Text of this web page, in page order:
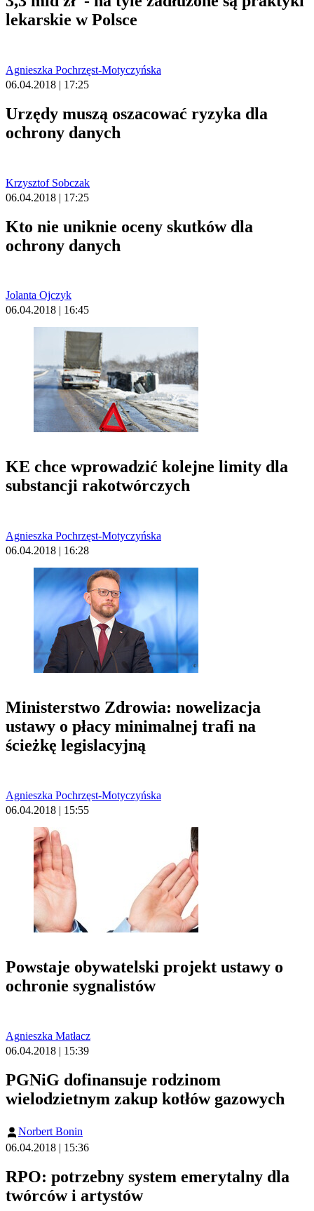
lekarskie w Polsce
Agnieszka Pochrzęst-Motyczyńska
06.04.2018 | 17:25
Urzędy muszą oszacować ryzyka dla
ochrony danych
Krzysztof Sobczak
06.04.2018 | 17:25
Kto nie uniknie oceny skutków dla
ochrony danych
Jolanta Ojczyk
06.04.2018 | 16:45
KE chce wprowadzić kolejne limity dla
substancji rakotwórczych
Agnieszka Pochrzęst-Motyczyńska
06.04.2018 | 16:28
Ministerstwo Zdrowia: nowelizacja
ustawy o płacy minimalnej trafi na
ścieżkę legislacyjną
Agnieszka Pochrzęst-Motyczyńska
06.04.2018 | 15:55
Powstaje obywatelski projekt ustawy o
ochronie sygnalistów
Agnieszka Matłacz
06.04.2018 | 15:39
PGNiG dofinansuje rodzinom
wielodzietnym zakup kotłów gazowych
Norbert Bonin
06.04.2018 | 15:36
RPO: potrzebny system emerytalny dla
twórców i artystów